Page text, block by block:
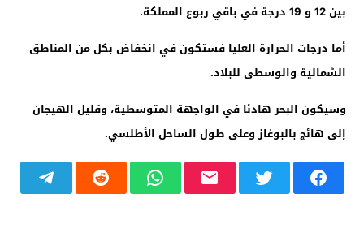
بين 12 و 19 درجة في باقي ربوع المملكة.
أما درجات الحرارة العليا فستكون في انخفاض بكل من المناطق
الشمالية والوسطى للبلاد.
وسيكون البحر هادئا في الواجهة المتوسطية، وقليل الهيجان
إلى هائج بالبوغاز وعلى طول الساحل الأطلسي.